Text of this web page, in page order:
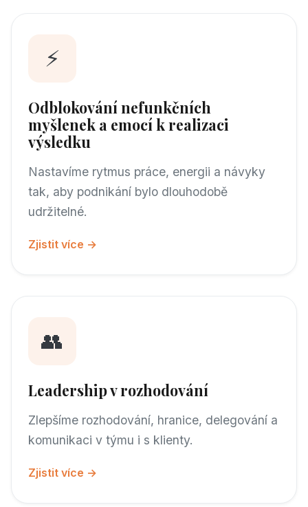
⚡
Odblokování nefunkčních
myšlenek a emocí k realizaci
výsledku
Nastavíme rytmus práce, energii a návyky
tak, aby podnikání bylo dlouhodobě
udržitelné.
Zjistit více →
👥
Leadership v rozhodování
Zlepšíme rozhodování, hranice, delegování a
komunikaci v týmu i s klienty.
Zjistit více →